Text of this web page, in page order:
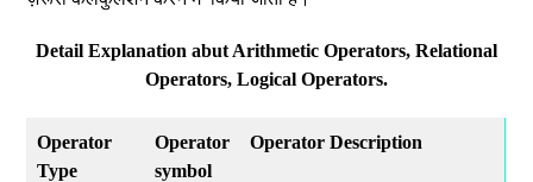
Detail Explanation abut Arithmetic Operators, Relational
Operators, Logical Operators.
Operator
Type
Operator
symbol
Operator Description